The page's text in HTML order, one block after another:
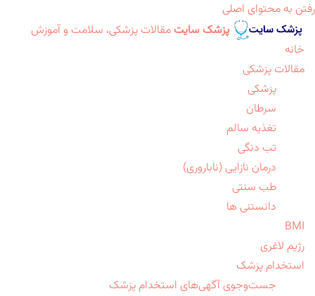
رفتن به محتوای اصلی
پزشک سایت مقالات پزشکی، سلامت و آموزش
خانه
مقالات پزشکی
پزشکی
سرطان
تغذیه سالم
تب دنگی
درمان نازایی (ناباروری)
طب سنتی
دانستنی ها
BMI
رژیم لاغری
استخدام پزشک
جست‌وجوی آگهی‌های استخدام پزشک